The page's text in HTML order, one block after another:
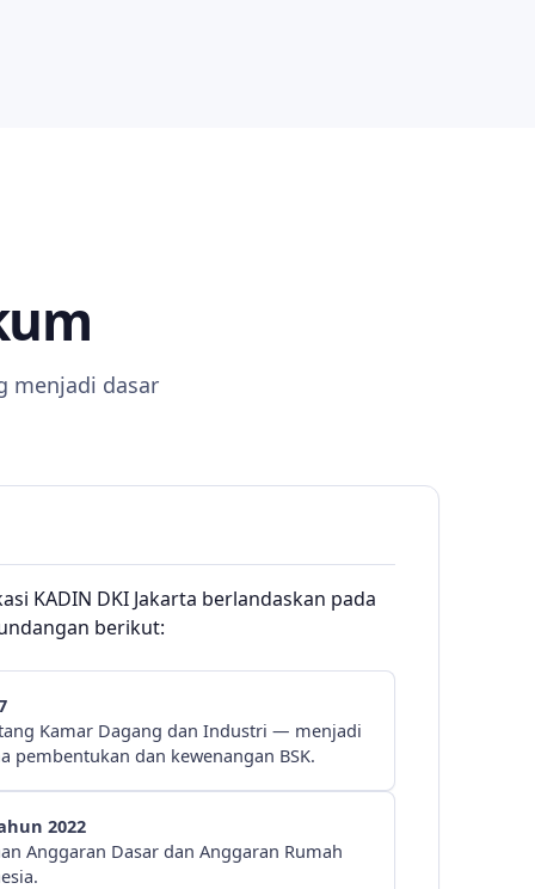
menjadi dasar
KADIN DKI Jakarta berlandaskan pada
berikut:
Kamar Dagang dan Industri — menjadi
pembentukan dan kewenangan BSK.
2022
Anggaran Dasar dan Anggaran Rumah